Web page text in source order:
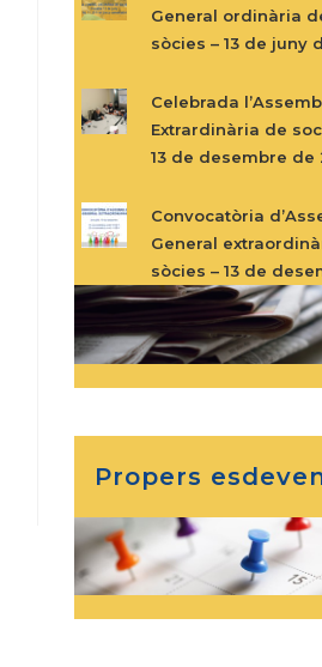
General ordinària
sòcies – 13 de juny
Celebrada
Extrardinària de
13 de desembre de
Convocatòria
General
sòcies – 13 de
Propers